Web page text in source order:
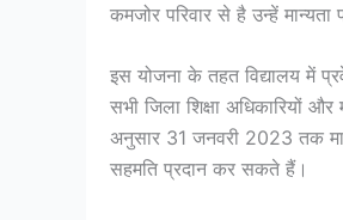
कमजोर परिवार से है उन्हें मान्यता
इस योजना के तहत विद्यालय में
सभी जिला शिक्षा अधिकारियों और
अनुसार 31 जनवरी 2023 तक
सहमति प्रदान कर सकते हैं।